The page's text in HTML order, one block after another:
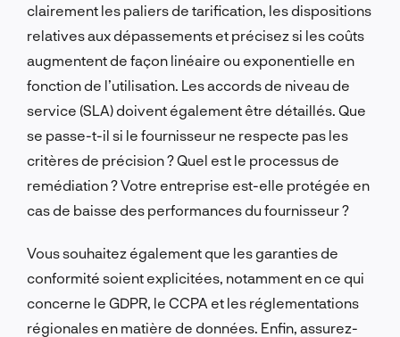
clairement les paliers de tarification, les dispositions
relatives aux dépassements et précisez si les coûts
augmentent de façon linéaire ou exponentielle en
fonction de l’utilisation. Les accords de niveau de
service (SLA) doivent également être détaillés. Que
se passe-t-il si le fournisseur ne respecte pas les
critères de précision ? Quel est le processus de
remédiation ? Votre entreprise est-elle protégée en
cas de baisse des performances du fournisseur ?
Vous souhaitez également que les garanties de
conformité soient explicitées, notamment en ce qui
concerne le GDPR, le CCPA et les réglementations
régionales en matière de données. Enfin, assurez-